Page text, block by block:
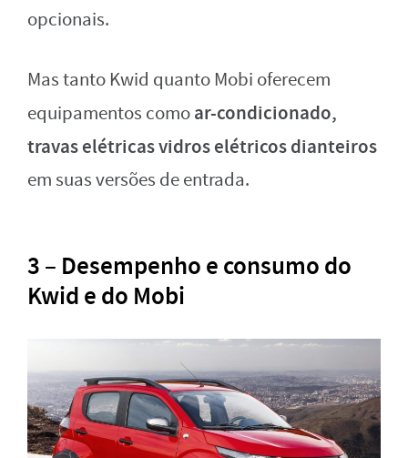
opcionais.
Mas tanto Kwid quanto Mobi oferecem
equipamentos comoar-condicionado,
travas elétricas vidros elétricos dianteiros
em suas versões de entrada.
3 – Desempenho e consumo do
Kwid e do Mobi